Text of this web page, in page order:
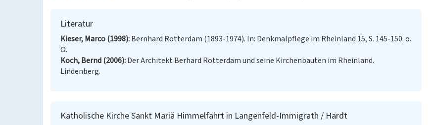
Literatur
Kieser, Marco (1998) Bernhard Rotterdam (1893-1974). In: Denkmalpflege im Rheinland 15, S. 145-150. o.
O.
Koch, Bernd (2006) Der Architekt Berhard Rotterdam und seine Kirchenbauten im Rheinland.
Lindenberg.
Katholische Kirche Sankt Mariä Himmelfahrt in Langenfeld-Immigrath / Hardt